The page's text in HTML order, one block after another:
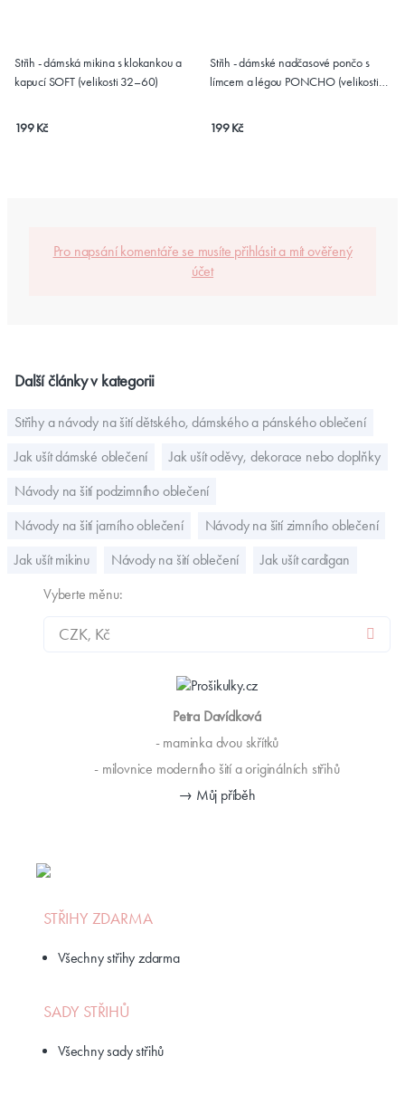
Střih - dámská mikina s klokankou a
kapucí SOFT (velikosti 32–60)
199 Kč
Střih - dámské nadčasové pončo s
límcem a légou PONCHO (velikosti
199 Kč
Pro napsání komentáře se musíte přihlásit a mít ověřený
účet
Další články v kategorii
Střihy a návody na šití dětského, dámského a pánského oblečení
Jak ušít dámské oblečení
Jak ušít oděvy, dekorace nebo doplňky
Návody na šití podzimního oblečení
Návody na šití jarního oblečení
Návody na šití zimního oblečení
Jak ušít mikinu
Návody na šití oblečení
Jak ušít cardigan
Vyberte měnu:
Petra Davídková
- maminka dvou skřítků
- milovnice moderního šití a originálních střihů
→ Můj příběh
STŘIHY ZDARMA
Všechny střihy zdarma
SADY STŘIHŮ
Všechny sady střihů